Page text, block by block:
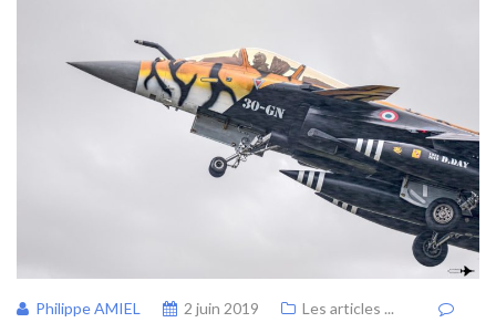
Philippe AMIEL 2 juin 2019
Les articles ...